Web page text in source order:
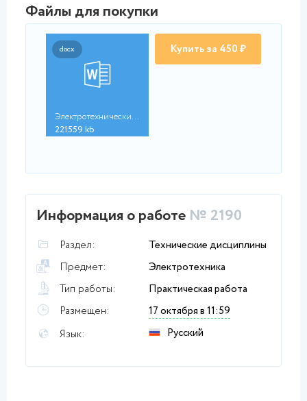
Файлы для покупки
docx
Электротехнические_м...
221559.kb
Купить за 450 ₽
Информация о работе № 2190
Раздел:
Технические дисциплины
Предмет:
Электротехника
Тип работы:
Практическая работа
Размещен:
17 октября в 11:59
Язык:
Русский